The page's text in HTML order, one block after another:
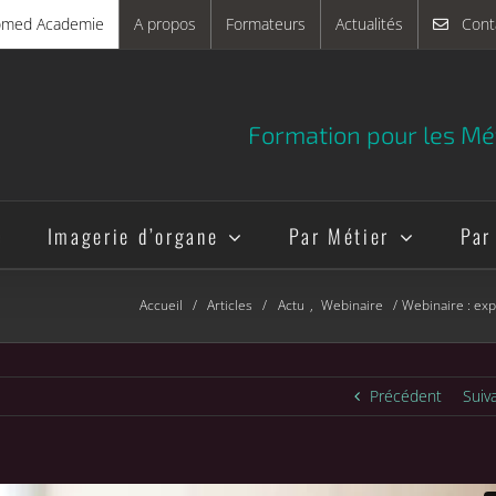
Academie A propos Formateurs Actualités
Formation pour les
Imagerie d’organe Par Métier
Accueil Articles Actu Webinaire Webinaire :
Précédent